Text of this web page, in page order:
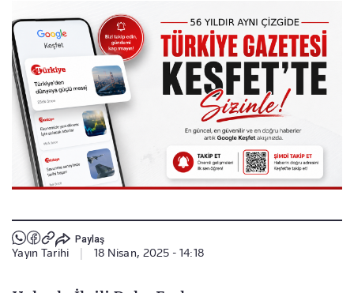
Paylaş
Yayın Tarihi 18 Nisan, 2025 - 14:18